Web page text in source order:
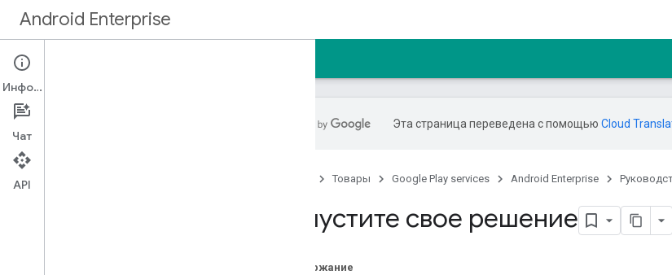
Android Enterprise
Начать
Обзор
Эта страница переведена с помощью Cloud
Товары Google Play services Android Enterprise
Выпустите свое решение
Содержание
Информация
Чат
API